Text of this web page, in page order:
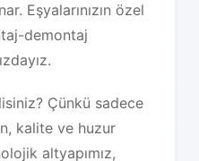
Eşyalarınızın özel
demontaj
Çünkü sadece
kalite ve huzur
altyapımız,